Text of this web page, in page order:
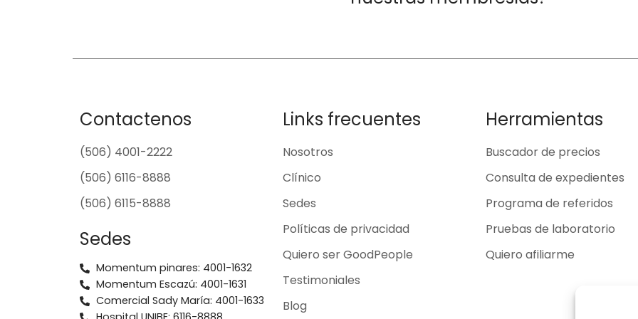
Contactenos
(506) 4001-2222
(506) 6116-8888
(506) 6115-8888
Sedes
Momentum pinares: 4001-1632
Momentum Escazú: 4001-1631
Comercial Sady María: 4001-1633
Links frecuentes
Nosotros
Clínico
Sedes
Políticas de privacidad
Quiero ser GoodPeople
Testimoniales
Blog
Herramientas
Buscador de precios
Consulta de expedientes
Programa de referidos
Pruebas de laboratorio
Quiero afiliarme